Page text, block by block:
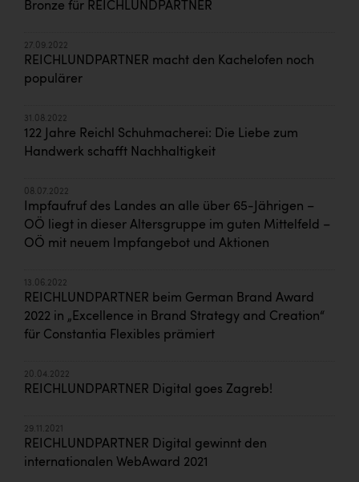
Bronze für REICHLUNDPARTNER
27.09.2022
REICHLUNDPARTNER macht den Kachelofen noch
populärer
31.08.2022
122 Jahre Reichl Schuhmacherei: Die Liebe zum
Handwerk schafft Nachhaltigkeit
08.07.2022
Impfaufruf des Landes an alle über 65-Jährigen –
OÖ liegt in dieser Altersgruppe im guten Mittelfeld –
OÖ mit neuem Impfangebot und Aktionen
13.06.2022
REICHLUNDPARTNER beim German Brand Award
2022 in „Excellence in Brand Strategy and Creation“
für Constantia Flexibles prämiert
20.04.2022
REICHLUNDPARTNER Digital goes Zagreb!
29.11.2021
REICHLUNDPARTNER Digital gewinnt den
internationalen WebAward 2021